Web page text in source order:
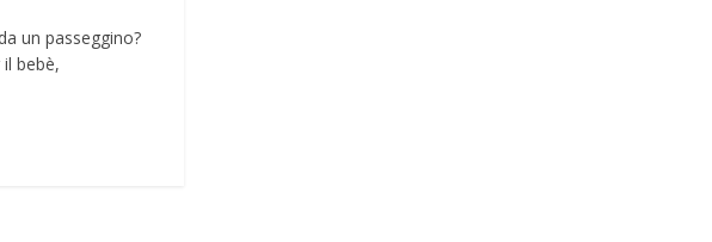
un passeggino?
bebè,